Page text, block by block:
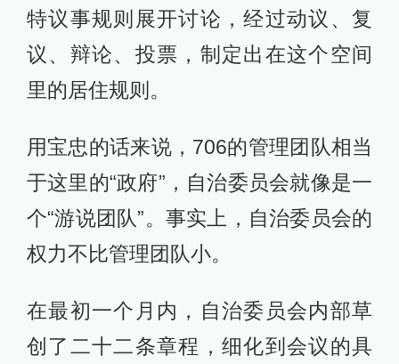
特议事规则展开讨论，经过动议、复
议、辩论、投票，制定出在这个空间
里的居住规则。
用宝忠的话来说，706的管理团队相当
于这里的“政府”，自治委员会就像是一
个“游说团队”。事实上，自治委员会的
权力不比管理团队小。
在最初一个月内，自治委员会内部草
创了二十二条章程，细化到会议的具